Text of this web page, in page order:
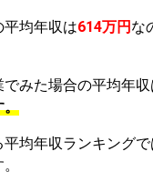
均年収は614万円 な
でみた場合の平均年収
。
均年収ランキング